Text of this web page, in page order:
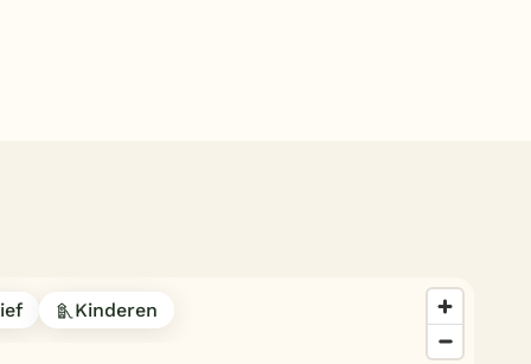
TexelKinderen